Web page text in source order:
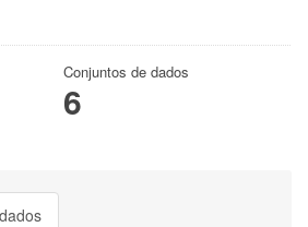
Conjuntos de dados
6